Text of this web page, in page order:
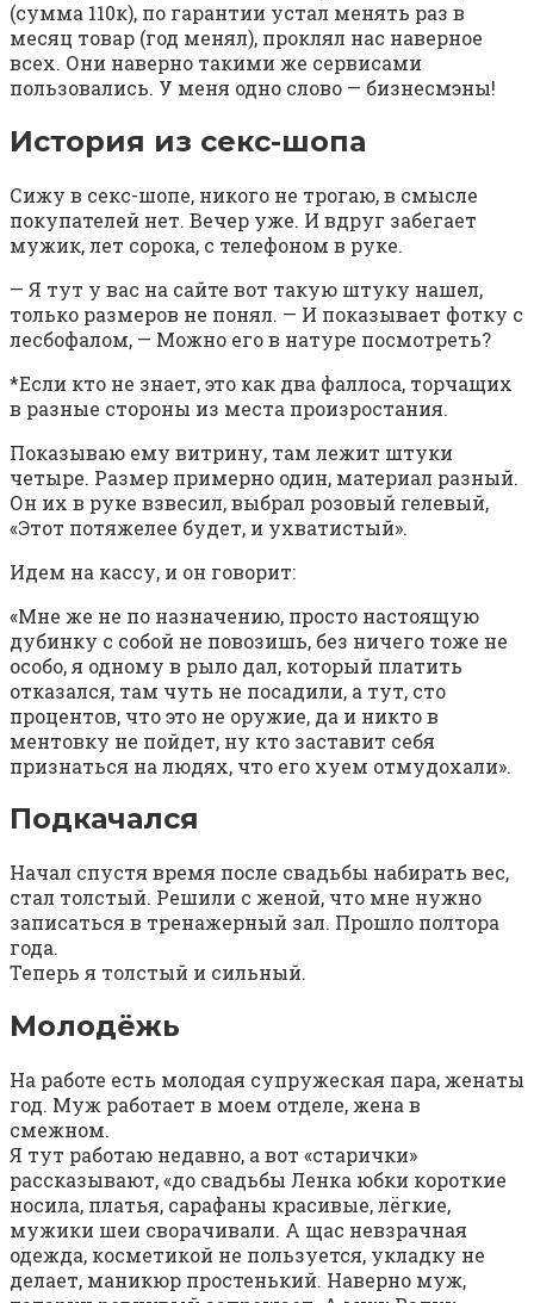
(сумма 110к), по гарантии устал менять раз в
месяц товар (год менял), проклял нас наверное
всех. Они наверно такими же сервисами
пользовались. У меня одно слово — бизнесмэны!
История из секс-шопа⁠ ⁠
Сижу в секс-шопе, никого не трогаю, в смысле
покупателей нет. Вечер уже. И вдруг забегает
мужик, лет сорока, с телефоном в руке.
— Я тут у вас на сайте вот такую штуку нашел,
только размеров не понял. — И показывает фотку с
лесбофалом, — Можно его в натуре посмотреть?
*Если кто не знает, это как два фаллоса, торчащих
в разные стороны из места произростания.
Показываю ему витрину, там лежит штуки
четыре. Размер примерно один, материал разный.
Он их в руке взвесил, выбрал розовый гелевый,
«Этот потяжелее будет, и ухватистый».
Идем на кассу, и он говорит:
«Мне же не по назначению, просто настоящую
дубинку с собой не повозишь, без ничего тоже не
особо, я одному в рыло дал, который платить
отказался, там чуть не посадили, а тут, сто
процентов, что это не оружие, да и никто в
ментовку не пойдет, ну кто заставит себя
признаться на людях, что его хуем отмудохали».
Подкачался⁠ ⁠
Начал спустя время после свадьбы набирать вес,
стал толстый. Решили с женой, что мне нужно
записаться в тренажерный зал. Прошло полтора
года.
Теперь я толстый и сильный.
Молодёжь⁠ ⁠
На работе есть молодая супружеская пара, женаты
год. Муж работает в моем отделе, жена в
смежном.
Я тут работаю недавно, а вот «старички»
рассказывают, «до свадьбы Ленка юбки короткие
носила, платья, сарафаны красивые, лёгкие,
мужики шеи сворачивали. А щас невзрачная
одежда, косметикой не пользуется, укладку не
делает, маникюр простенький. Наверно муж,